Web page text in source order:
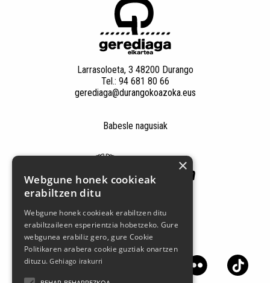
Larrasoloeta, 3 48200 Durango
Tel.: 94 681 80 66
gerediaga@durangokoazoka.eus
Babesle nagusiak
Jarrai gaitzazu sare sozialetan
×
Webgune honek cookieak
erabiltzen ditu
Webgune honek cookieak erabiltzen ditu
erabiltzaileen esperientzia hobetzeko. Gure
webgunea erabiliz gero, gure Cookie
Politikaren arabera cookie guztiak onartzen
dituzu.Gehiago irakurri